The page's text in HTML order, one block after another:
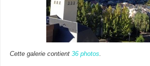
Cette galerie contient 36 photos.